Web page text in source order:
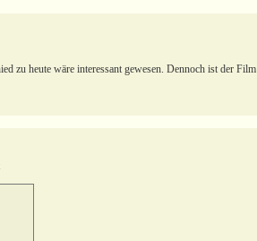
zu heute wäre interessant gewesen. Dennoch ist der Film